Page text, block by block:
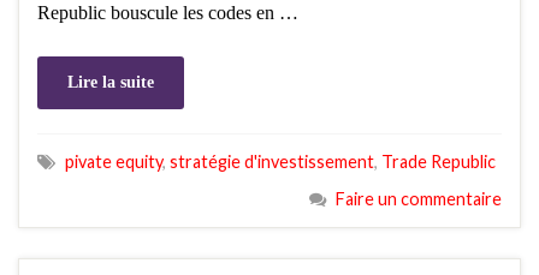
Republic bouscule les codes en …
Lire la suite
pivate equity, stratégie d'investissement, Trade Republic
Faire un commentaire